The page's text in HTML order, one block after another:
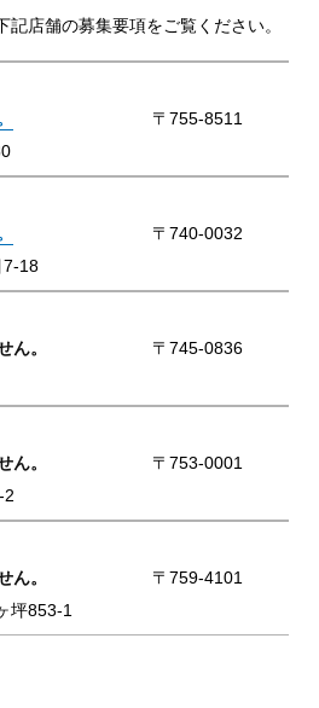
店舗の募集要項をご覧ください。
〒755-8511
〒740-0032
7-18
ん。
〒745-0836
ん。
〒753-0001
2
ん。
〒759-4101
坪853-1